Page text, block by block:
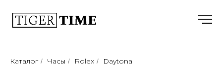
Каталог / Часы / Rolex / Daytona